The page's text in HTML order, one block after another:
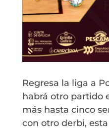
Regresa la liga a
habrá otro partido
más hasta cinco
con otro derbi,